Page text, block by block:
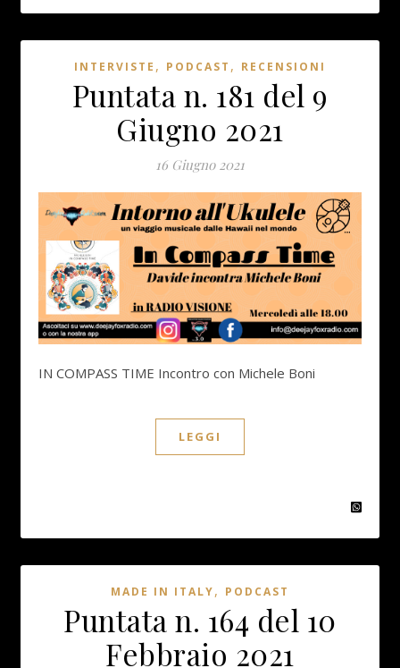
INTERVISTE , PODCAST , RECENSIONI
Puntata n. 181 del 9
Giugno 2021
16 Giugno 2021
IN COMPASS TIME Incontro con Michele Boni
LEGGI
MADE IN ITALY, PODCAST
Puntata n. 164 del 10
Febbraio 2021